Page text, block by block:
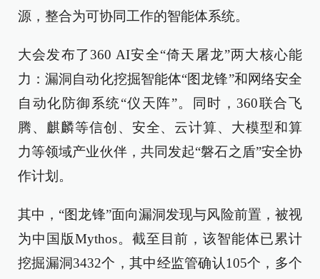
源，整合为可协同工作的智能体系统。
大会发布了360 AI安全“倚天屠龙”两大核心能
力：漏洞自动化挖掘智能体“图龙锋”和网络安全
自动化防御系统“仪天阵”。同时，360联合飞
腾、麒麟等信创、安全、云计算、大模型和算
力等领域产业伙伴，共同发起“磐石之盾”安全协
作计划。
其中，“图龙锋”面向漏洞发现与风险前置，被视
为中国版Mythos。截至目前，该智能体已累计
挖掘漏洞3432个，其中经监管确认105个，多个